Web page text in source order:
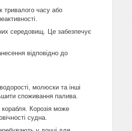
тривалого часу або
середовищ. Це забезпечує
відповідно до
молюски та інші
споживання палива.
корабля. Корозія може
судна.